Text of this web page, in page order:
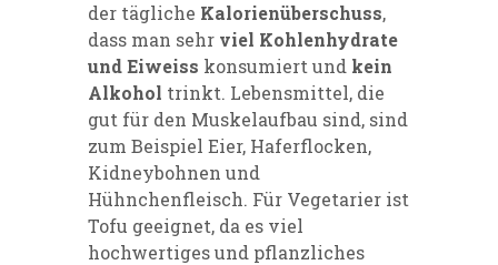
der tägliche Kalorienüberschuss,
dass man sehr viel Kohlenhydrate
und Eiweiss konsumiert und kein
Alkohol trinkt. Lebensmittel, die
gut für den Muskelaufbau sind, sind
zum Beispiel Eier, Haferflocken,
Kidneybohnen und
Hühnchenfleisch. Für Vegetarier ist
Tofu geeignet, da es viel
hochwertiges und pflanzliches